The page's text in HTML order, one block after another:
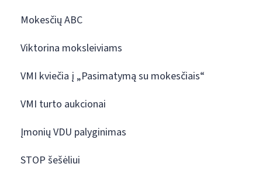
Mokesčių ABC
Viktorina moksleiviams
VMI kviečia į „Pasimatymą su mokesčiais“
VMI turto aukcionai
Įmonių VDU palyginimas
STOP šešėliui